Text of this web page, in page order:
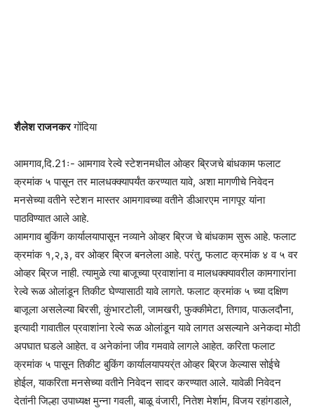
शैलेश राजनकरगोंदिया
आमगाव,दि.21ः- आमगाव रेल्वे स्टेशनमधील ओव्हर ब्रिजचे बांधकाम फलाट
क्रमांक ५ पासून तर मालधक्क्यापर्यंत करण्यात यावे, अशा मागणीचे निवेदन
मनसेच्या वतीने स्टेशन मास्तर आमगावच्या वतीने डीआरएम नागपूर यांना
पाठविण्यात आले आहे.
आमगाव बुकिंग कार्यालयापासून नव्याने ओव्हर ब्रिज चे बांधकाम सुरू आहे. फलाट
क्रमांक १,२,३, वर ओव्हर ब्रिज बनलेला आहे. परंतु, फलाट क्रमांक ४ व ५ वर
ओव्हर ब्रिज नाही. त्यामुळे त्या बाजूच्या प्रवाशांना व मालधक्क्यावरील कामगारांना
रेल्वे रूळ ओलांडून तिकीट घेण्यासाठी यावे लागते. फलाट क्रमांक ५ च्या दक्षिण
बाजूला असलेल्या बिरसी, कुंभारटोली, जामखरी, फुक्कीमेटा, तिगाव, पाऊलदौना,
इत्यादी गावातील प्रवाशांना रेल्वे रूळ ओलांडून यावे लागत असल्याने अनेकदा मोठी
अपघात घडले आहेत. व अनेकांना जीव गमवावे लागले आहेत. करिता फलाट
क्रमांक ५ पासून तिकीट बुकिंग कार्यालयापयर्ंत ओव्हर ब्रिज केल्यास सोईचे
होईल, याकरिता मनसेच्या वतीने निवेदन सादर करण्यात आले. यावेळी निवेदन
देतांनी जिल्हा उपाध्यक्ष मुन्ना गवली, बाळू वंजारी, नितेश मेर्शाम, विजय रहांगडाले,